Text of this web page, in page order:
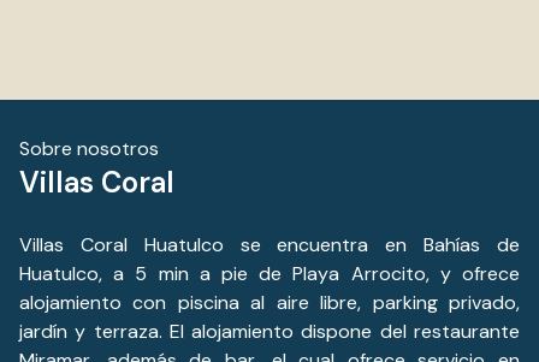
Sobre nosotros
Villas Coral
Villas Coral Huatulco se encuentra en Bahías de
Huatulco, a 5 min a pie de Playa Arrocito, y ofrece
alojamiento con piscina al aire libre, parking privado,
jardín y terraza. El alojamiento dispone del restaurante